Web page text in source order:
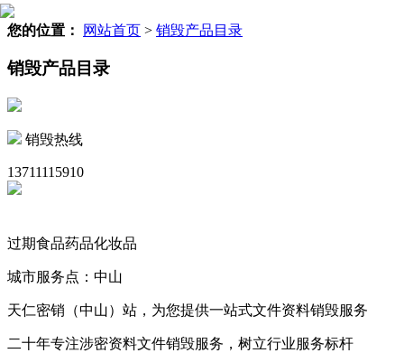
您的位置： 网站首页 > 销毁产品目录
销毁产品目录
销毁热线
13711115910
过期食品药品化妆品
城市服务点：中山
天仁密销（中山）站，为您提供一站式文件资料销毁服务
二十年专注涉密资料文件销毁服务，树立行业服务标杆